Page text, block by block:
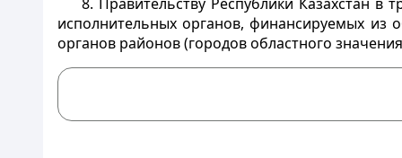
исполнительных органов, финансируемых из
органов районов (городов областного